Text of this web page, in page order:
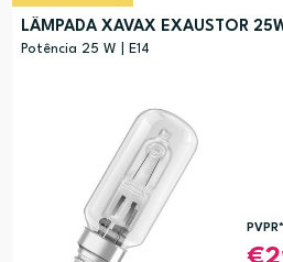
LÂMPADA XAVAX EXAUSTOR
Potência 25 W | E14
PVPR*